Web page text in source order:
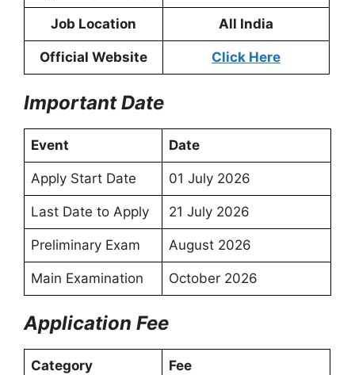
Job Location All India
Official Website Click Here
Important Date
Event Date
Apply Start Date 01 July 2026
Last Date to Apply 21 July 2026
Preliminary Exam August 2026
Main Examination October 2026
Application Fee
Category Fee